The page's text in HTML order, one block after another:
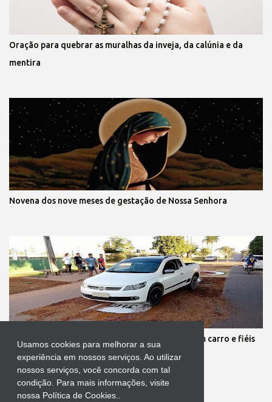
Usamos cookies para melhorar a sua
experiência em nossos serviços. Ao utilizar
nossos serviços, você concorda com tal
condição. Para mais informações, visite
nossa Política de Cookies..
Oração para quebrar as muralhas da inveja, da calúnia e da
mentira
Novena dos nove meses de gestação de Nossa Senhora
Protestante destrói tapete de Corpus Christi com carro e fiéis
se revoltam